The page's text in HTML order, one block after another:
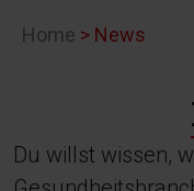
Home > News
Du willst wissen,